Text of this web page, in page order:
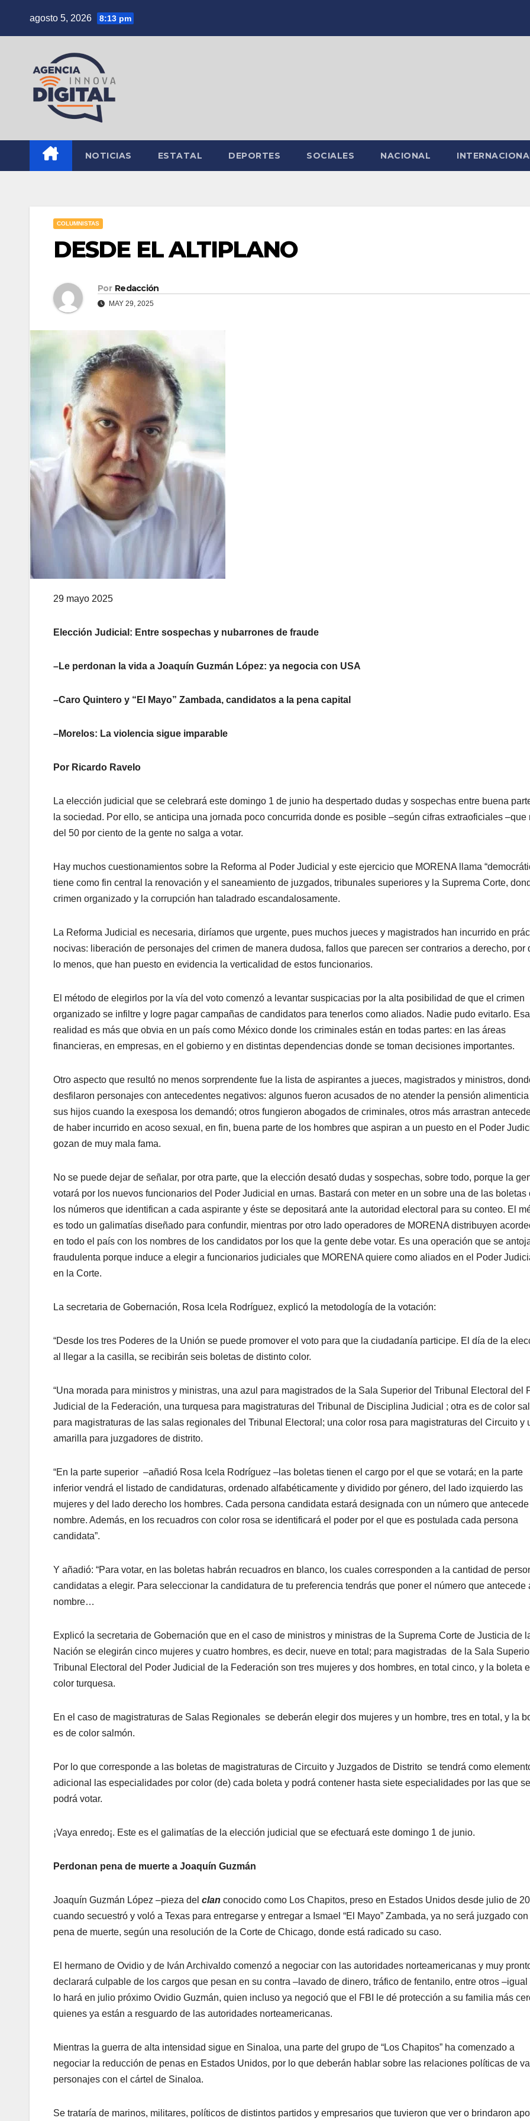
agosto 5, 2026 8:13 pm
NOTICIAS ESTATAL DEPORTES SOCIALES NACIONAL
COLUMNISTAS
DESDE EL ALTIPLANO
Por Redacción
MAY 29, 2025
29 mayo 2025
Elección Judicial: Entre sospechas y nubarrones de fraude
–Le perdonan la vida a Joaquín Guzmán López: ya negocia con USA
–Caro Quintero y “El Mayo” Zambada, candidatos a la pena capital
–Morelos: La violencia sigue imparable
Por Ricardo Ravelo
La elección judicial que se celebrará este domingo 1 de junio ha despertado dudas y sospechas entre buena
la sociedad. Por ello, se anticipa una jornada poco concurrida donde es posible –según cifras extraoficiales –que
del 50 por ciento de la gente no salga a votar.
Hay muchos cuestionamientos sobre la Reforma al Poder Judicial y este ejercicio que MORENA llama
tiene como fin central la renovación y el saneamiento de juzgados, tribunales superiores y la Suprema Corte,
crimen organizado y la corrupción han taladrado escandalosamente.
La Reforma Judicial es necesaria, diríamos que urgente, pues muchos jueces y magistrados han incurrido en
nocivas: liberación de personajes del crimen de manera dudosa, fallos que parecen ser contrarios a derecho, por
lo menos, que han puesto en evidencia la verticalidad de estos funcionarios.
El método de elegirlos por la vía del voto comenzó a levantar suspicacias por la alta posibilidad de que el crimen
organizado se infiltre y logre pagar campañas de candidatos para tenerlos como aliados. Nadie pudo evitarlo. Esa
realidad es más que obvia en un país como México donde los criminales están en todas partes: en las áreas
financieras, en empresas, en el gobierno y en distintas dependencias donde se toman decisiones importantes.
Otro aspecto que resultó no menos sorprendente fue la lista de aspirantes a jueces, magistrados y ministros,
desfilaron personajes con antecedentes negativos: algunos fueron acusados de no atender la pensión
sus hijos cuando la exesposa los demandó; otros fungieron abogados de criminales, otros más arrastran
de haber incurrido en acoso sexual, en fin, buena parte de los hombres que aspiran a un puesto en el Poder
gozan de muy mala fama.
No se puede dejar de señalar, por otra parte, que la elección desató dudas y sospechas, sobre todo, porque la
votará por los nuevos funcionarios del Poder Judicial en urnas. Bastará con meter en un sobre una de las boletas
los números que identifican a cada aspirante y éste se depositará ante la autoridad electoral para su conteo. El
es todo un galimatías diseñado para confundir, mientras por otro lado operadores de MORENA distribuyen
en todo el país con los nombres de los candidatos por los que la gente debe votar. Es una operación que se
fraudulenta porque induce a elegir a funcionarios judiciales que MORENA quiere como aliados en el Poder
en la Corte.
La secretaria de Gobernación, Rosa Icela Rodríguez, explicó la metodología de la votación:
“Desde los tres Poderes de la Unión se puede promover el voto para que la ciudadanía participe. El día de la
al llegar a la casilla, se recibirán seis boletas de distinto color.
“Una morada para ministros y ministras, una azul para magistrados de la Sala Superior del Tribunal Electoral del
Judicial de la Federación, una turquesa para magistraturas del Tribunal de Disciplina Judicial ; otra es de color
para magistraturas de las salas regionales del Tribunal Electoral; una color rosa para magistraturas del Circuito y
amarilla para juzgadores de distrito.
“En la parte superior –añadió Rosa Icela Rodríguez –las boletas tienen el cargo por el que se votará; en la parte
inferior vendrá el listado de candidaturas, ordenado alfabéticamente y dividido por género, del lado izquierdo las
mujeres y del lado derecho los hombres. Cada persona candidata estará designada con un número que antecede
nombre. Además, en los recuadros con color rosa se identificará el poder por el que es postulada cada persona
candidata”.
Y añadió: “Para votar, en las boletas habrán recuadros en blanco, los cuales corresponden a la cantidad de
candidatas a elegir. Para seleccionar la candidatura de tu preferencia tendrás que poner el número que antecede
nombre…
Explicó la secretaria de Gobernación que en el caso de ministros y ministras de la Suprema Corte de Justicia de
Nación se elegirán cinco mujeres y cuatro hombres, es decir, nueve en total; para magistradas de la Sala
Tribunal Electoral del Poder Judicial de la Federación son tres mujeres y dos hombres, en total cinco, y la boleta
color turquesa.
En el caso de magistraturas de Salas Regionales se deberán elegir dos mujeres y un hombre, tres en total, y la
es de color salmón.
Por lo que corresponde a las boletas de magistraturas de Circuito y Juzgados de Distrito se tendrá como
adicional las especialidades por color (de) cada boleta y podrá contener hasta siete especialidades por las que se
podrá votar.
¡Vaya enredo¡. Este es el galimatías de la elección judicial que se efectuará este domingo 1 de junio.
Perdonan pena de muerte a Joaquín Guzmán
Joaquín Guzmán López –pieza del clan conocido como Los Chapitos, preso en Estados Unidos desde julio de
cuando secuestró y voló a Texas para entregarse y entregar a Ismael “El Mayo” Zambada, ya no será juzgado con
pena de muerte, según una resolución de la Corte de Chicago, donde está radicado su caso.
El hermano de Ovidio y de Iván Archivaldo comenzó a negociar con las autoridades norteamericanas y muy
declarará culpable de los cargos que pesan en su contra –lavado de dinero, tráfico de fentanilo, entre otros –igual
lo hará en julio próximo Ovidio Guzmán, quien incluso ya negoció que el FBI le dé protección a su familia más
quienes ya están a resguardo de las autoridades norteamericanas.
Mientras la guerra de alta intensidad sigue en Sinaloa, una parte del grupo de “Los Chapitos” ha comenzado a
negociar la reducción de penas en Estados Unidos, por lo que deberán hablar sobre las relaciones políticas de
personajes con el cártel de Sinaloa.
Se trataría de marinos, militares, políticos de distintos partidos y empresarios que tuvieron que ver o brindaron